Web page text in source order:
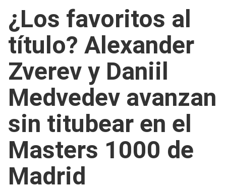
¿Los favoritos al
título? Alexander
Zverev y Daniil
Medvedev avanzan
sin titubear en el
Masters 1000 de
Madrid